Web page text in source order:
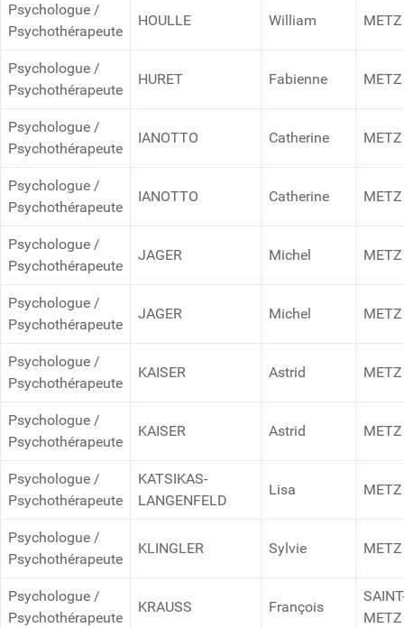
Psychologue /
Psychothérapeute
HOULLE William METZ
Psychologue /
Psychothérapeute
HURET Fabienne METZ
Psychologue /
Psychothérapeute
IANOTTO Catherine METZ
Psychologue /
Psychothérapeute
IANOTTO Catherine METZ
Psychologue /
Psychothérapeute
JAGER Michel METZ
Psychologue /
Psychothérapeute
JAGER Michel METZ
Psychologue /
Psychothérapeute
KAISER Astrid METZ
Psychologue /
Psychothérapeute
KAISER Astrid METZ
Psychologue /
Psychothérapeute
KATSIKAS-
LANGENFELD
Lisa METZ
Psychologue /
Psychothérapeute
KLINGLER Sylvie METZ
Psychologue /
Psychothérapeute
KRAUSS François
METZ